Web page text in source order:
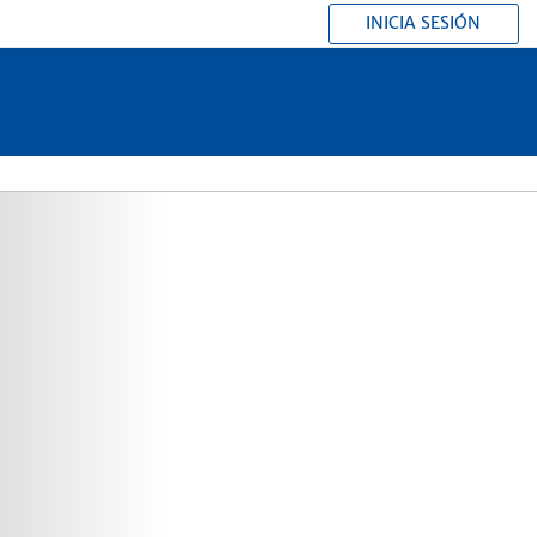
INICIA SESIÓN